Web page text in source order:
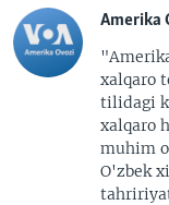
Amerika
xalqaro
tilidagi
xalqaro
muhim
O'zbek